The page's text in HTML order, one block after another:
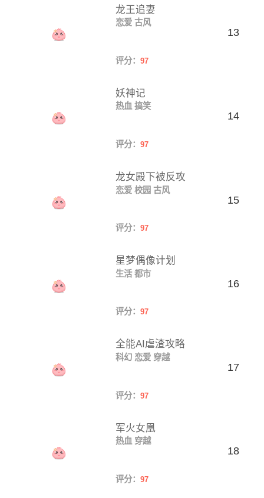
龙王追妻
恋爱 古风
评分： 97
13
妖神记
热血 搞笑
评分： 97
14
龙女殿下被反攻
恋爱 校园 古风
评分： 97
15
星梦偶像计划
生活 都市
评分： 97
16
全能AI虐渣攻略
科幻 恋爱 穿越
评分： 97
17
军火女凰
热血 穿越
评分： 97
18